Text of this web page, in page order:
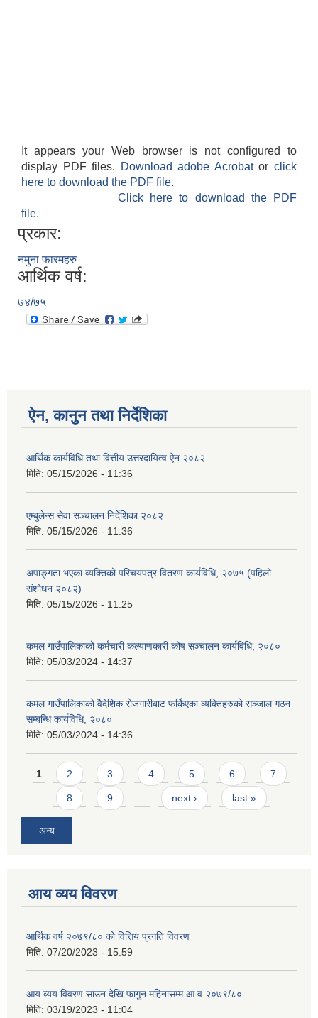
It appears your Web browser is not configured to
display PDF files.
Download adobe Acrobatorclick
here to download the PDF file.
Click here to download the PDF
file.
प्रकार:
नमुना फारमहरु
आर्थिक वर्ष:
७४/७५
ऐन, कानुन तथा निर्देशिका
आर्थिक कार्यविधि तथा वित्तीय उत्तरदायित्व ऐन २०८२
मिति: 05/15/2026 - 11:36
एम्बुलेन्स सेवा सञ्चालन निर्देशिका २०८२
मिति: 05/15/2026 - 11:36
अपाङ्गता भएका व्यक्तिको परिचयपत्र वितरण कार्यविधि, २०७५ (पहिलो
संशोधन २०८२)
मिति: 05/15/2026 - 11:25
कमल गाउँपालिकाको कर्मचारी कल्याणकारी कोष सञ्चालन कार्यविधि, २०८०
मिति: 05/03/2024 - 14:37
कमल गाउँपालिकाको वैदेशिक रोजगारीबाट फर्किएका व्यक्तिहरुको सञ्जाल गठन
सम्बन्धि कार्यविधि, २०८०
मिति: 05/03/2024 - 14:36
Pages
1 2 3 4 5 6 7
8 9 next › last »
अन्य
आय व्यय विवरण
आर्थिक वर्ष २०७९/८० को वित्तिय प्रगति विवरण
मिति: 07/20/2023 - 15:59
आय व्यय विवरण साउन देखि फागुन महिनासम्म आ व २०७९/८०
मिति: 03/19/2023 - 11:04